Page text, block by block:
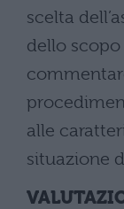
scelta
dello
alle
situazione